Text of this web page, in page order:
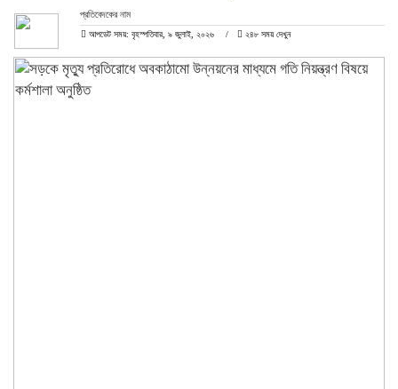
প্রতিবেদকের নাম
আপডেট সময়: বৃহস্পতিবার, ৯ জুলাই, ২০২৬ ২৪৮ সময় দেখুন